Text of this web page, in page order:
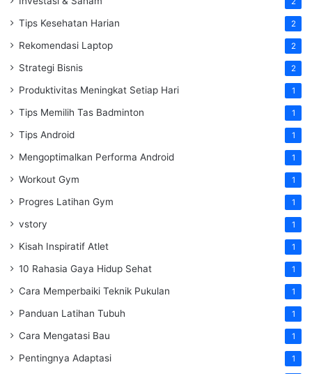
Tips Kesehatan Harian 2
Rekomendasi Laptop 2
Strategi Bisnis 2
Produktivitas Meningkat Setiap Hari 1
Tips Memilih Tas Badminton 1
Tips Android 1
Mengoptimalkan Performa Android 1
Workout Gym 1
Progres Latihan Gym 1
vstory 1
Kisah Inspiratif Atlet 1
10 Rahasia Gaya Hidup Sehat 1
Cara Memperbaiki Teknik Pukulan 1
Panduan Latihan Tubuh 1
Cara Mengatasi Bau 1
Pentingnya Adaptasi 1